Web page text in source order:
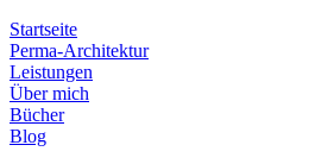
Startseite
Perma-Architektur
Leistungen
Über mich
Bücher
Blog